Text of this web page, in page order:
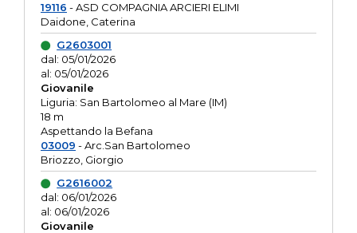
19116 - ASD COMPAGNIA ARCIERI ELIMI
Daidone, Caterina
G2603001
dal: 05/01/2026
al: 05/01/2026
Giovanile
Liguria: San Bartolomeo al Mare (IM)
18 m
Aspettando la Befana
03009 - Arc.San Bartolomeo
Briozzo, Giorgio
G2616002
dal: 06/01/2026
al: 06/01/2026
Giovanile